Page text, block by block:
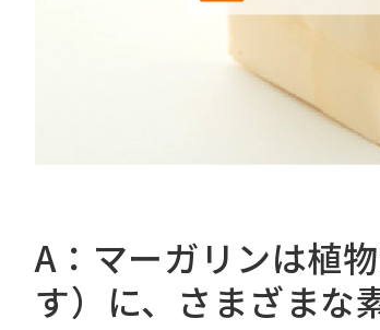
A：マーガリンは植
す）に、さまざまな